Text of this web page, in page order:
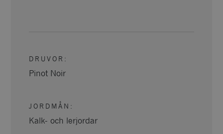
DRUVOR :
Pinot Noir
JORDMÅN :
Kalk- och lerjordar